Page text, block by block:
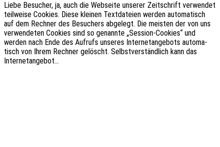
Liebe Besu­cher, ja, auch die Websei­te unse­rer Zeit­schrift verwen­det
teil­wei­se Cookies. Diese klei­nen Text­da­tei­en werden auto­ma­tisch
auf dem Rech­ner des Besu­chers abge­legt. Die meis­ten der von uns
verwen­de­ten Cookies sind so genann­te „Sessi­on-Cookies“ und
werden nach Ende des Aufrufs unse­res Inter­net­an­ge­bots auto­ma­
tisch von Ihrem Rech­ner gelöscht. Selbst­ver­ständ­lich kann das
Internetangebot…